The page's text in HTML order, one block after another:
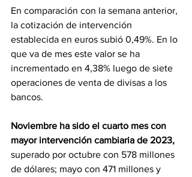
En comparación con la semana anterior,
la cotización de intervención
establecida en euros subió 0,49%. En lo
que va de mes este valor se ha
incrementado en 4,38% luego de siete
operaciones de venta de divisas a los
bancos.
Noviembre ha sido el cuarto mes con
mayor intervención cambiaria de 2023,
superado por octubre con 578 millones
de dólares; mayo con 471 millones y